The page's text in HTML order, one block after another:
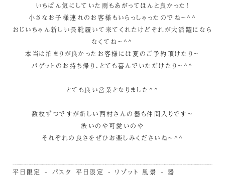
いちばん気にしていた雨もあがってほんと良かった！
小さなお子様連れのお客様もいらっしゃったのでね～^^
おじいちゃん新しい長靴履いて来てくれたけどそれが大活躍になら
なくてね～^^
本当は泊まりが良かったお客様には夏のご予約頂けたり～
バゲットのお持ち帰り、とても喜んでいただけたり～^^
とても良い営業となりました^^
数枚ずつですが新しい西村さんの器も仲間入りです～
渋いのや可愛いのや
それぞれの良さをぜひお楽しみくださいね～^^
平日限定 - パスタ 平日限定 - リゾット 風景 - 器